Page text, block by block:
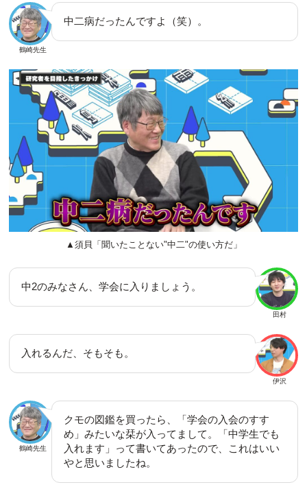
鶴崎先生
中二病だったんですよ（笑）。
▲須貝「聞いたことない"中二"の使い方だ」
田村
中2のみなさん、学会に入りましょう。
伊沢
入れるんだ、そもそも。
鶴崎先生
クモの図鑑を買ったら、「学会の入会のすす
め」みたいな栞が入ってまして。「中学生でも
入れます」って書いてあったので、これはいい
やと思いましたね。